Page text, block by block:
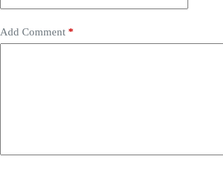
Add Comment *